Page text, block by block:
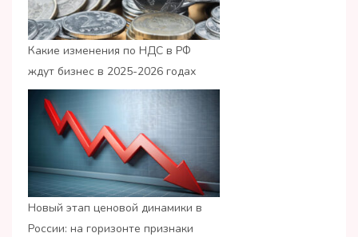
Какие изменения по НДС в РФ
ждут бизнес в 2025-2026 годах
Новый этап ценовой динамики в
России: на горизонте признаки